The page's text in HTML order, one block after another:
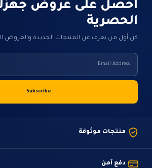
احصل على عروض
الحصرية
كن أول من يعرف عن المنتجات الجديدة والعروض
منتجات موثوقة
دفع آمن